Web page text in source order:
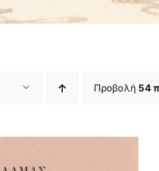
Προβολή54